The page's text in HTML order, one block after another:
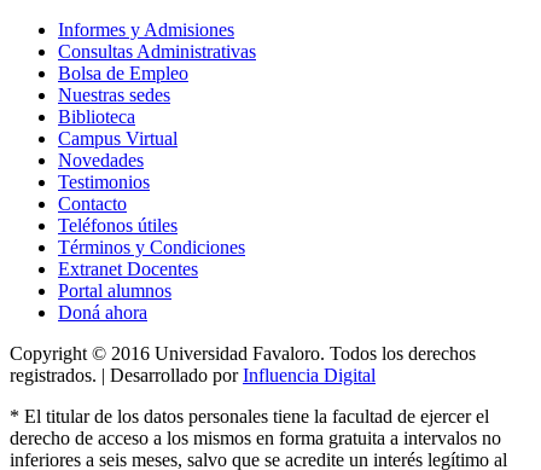
Informes y Admisiones
Consultas Administrativas
Bolsa de Empleo
Nuestras sedes
Biblioteca
Campus Virtual
Novedades
Testimonios
Contacto
Teléfonos útiles
Términos y Condiciones
Extranet Docentes
Portal alumnos
Doná ahora
Copyright © 2016 Universidad Favaloro. Todos los derechos
registrados. | Desarrollado porInfluencia Digital
* El titular de los datos personales tiene la facultad de ejercer el
derecho de acceso a los mismos en forma gratuita a intervalos no
inferiores a seis meses, salvo que se acredite un interés legítimo al